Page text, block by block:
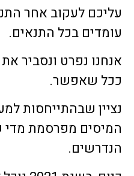
עליכם לעקוב אחר
עומדים בכל התנאים.
אנחנו נפרט ונסביר
ככל שאפשר.
נציין שבהתייחסות
המיסים מפרסמת
הנדרשים.